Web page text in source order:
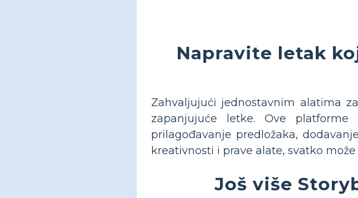
Napravite letak
Zahvaljujući jednostavnim alatima
zapanjujuće letke. Ove
prilagođavanje predložaka,
kreativnosti i prave alate, svatko
Još više